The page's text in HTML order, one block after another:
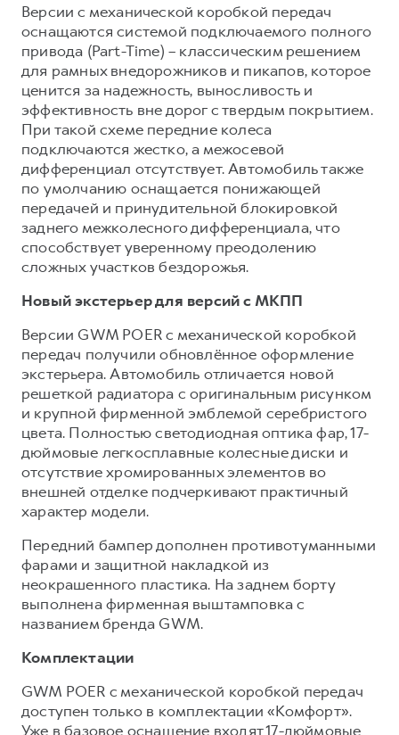
Версии с механической коробкой передач
оснащаются системой подключаемого полного
привода (Part-Time) – классическим решением
для рамных внедорожников и пикапов, которое
ценится за надежность, выносливость и
эффективность вне дорог с твердым покрытием.
При такой схеме передние колеса
подключаются жестко, а межосевой
дифференциал отсутствует. Автомобиль также
по умолчанию оснащается понижающей
передачей и принудительной блокировкой
заднего межколесного дифференциала, что
способствует уверенному преодолению
сложных участков бездорожья.
Новый экстерьер для версий с МКПП
Версии GWM POER с механической коробкой
передач получили обновлённое оформление
экстерьера. Автомобиль отличается новой
решеткой радиатора с оригинальным рисунком
и крупной фирменной эмблемой серебристого
цвета. Полностью светодиодная оптика фар, 17-
дюймовые легкосплавные колесные диски и
отсутствие хромированных элементов во
внешней отделке подчеркивают практичный
характер модели.
Передний бампер дополнен противотуманными
фарами и защитной накладкой из
неокрашенного пластика. На заднем борту
выполнена фирменная выштамповка с
названием бренда GWM.
Комплектации
GWM POER с механической коробкой передач
доступен только в комплектации «Комфорт».
Уже в базовое оснащение входят 17-дюймовые